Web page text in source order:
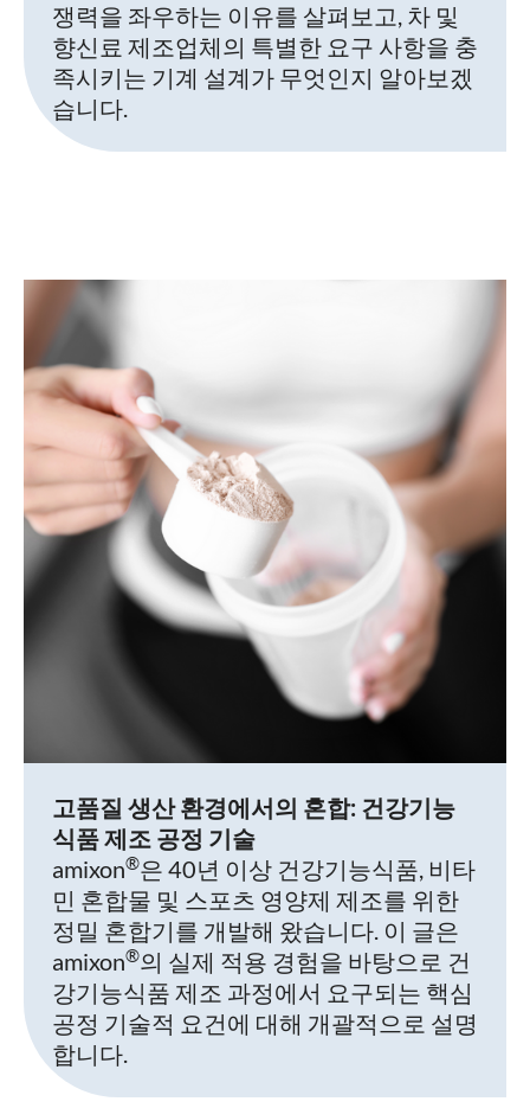
쟁력을 좌우하는 이유를 살펴보고, 차 및
향신료 제조업체의 특별한 요구 사항을 충
족시키는 기계 설계가 무엇인지 알아보겠
습니다.
고품질 생산 환경에서의 혼합: 건강기능
식품 제조 공정 기술
amixon®은 40년 이상 건강기능식품, 비타
민 혼합물 및 스포츠 영양제 제조를 위한
정밀 혼합기를 개발해 왔습니다. 이 글은
amixon®의 실제 적용 경험을 바탕으로 건
강기능식품 제조 과정에서 요구되는 핵심
공정 기술적 요건에 대해 개괄적으로 설명
합니다.